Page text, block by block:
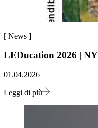
[ News ]
LEDucation 2026 | NY
01.04.2026
Leggi di più